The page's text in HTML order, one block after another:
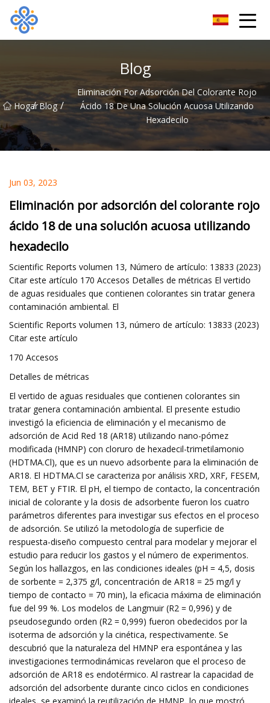
Blog
Hogar
/ Blog /
Eliminación Por Adsorción Del Colorante Rojo
Ácido 18 De Una Solución Acuosa Utilizando
Hexadecilo
Jun 03, 2023
Eliminación por adsorción del colorante rojo
ácido 18 de una solución acuosa utilizando
hexadecilo
Scientific Reports volumen 13, Número de artículo: 13833 (2023)
Citar este artículo 170 Accesos Detalles de métricas El vertido
de aguas residuales que contienen colorantes sin tratar genera
contaminación ambiental. El
Scientific Reports volumen 13, número de artículo: 13833 (2023)
Citar este artículo
170 Accesos
Detalles de métricas
El vertido de aguas residuales que contienen colorantes sin
tratar genera contaminación ambiental. El presente estudio
investigó la eficiencia de eliminación y el mecanismo de
adsorción de Acid Red 18 (AR18) utilizando nano-pómez
modificada (HMNP) con cloruro de hexadecil-trimetilamonio
(HDTMA.Cl), que es un nuevo adsorbente para la eliminación de
AR18. El HDTMA.Cl se caracteriza por análisis XRD, XRF, FESEM,
TEM, BET y FTIR. El pH, el tiempo de contacto, la concentración
inicial de colorante y la dosis de adsorbente fueron los cuatro
parámetros diferentes para investigar sus efectos en el proceso
de adsorción. Se utilizó la metodología de superficie de
respuesta-diseño compuesto central para modelar y mejorar el
estudio para reducir los gastos y el número de experimentos.
Según los hallazgos, en las condiciones ideales (pH = 4,5, dosis
de sorbente = 2,375 g/l, concentración de AR18 = 25 mg/l y
tiempo de contacto = 70 min), la eficacia máxima de eliminación
fue del 99 %. Los modelos de Langmuir (R2 = 0,996) y de
pseudosegundo orden (R2 = 0,999) fueron obedecidos por la
isoterma de adsorción y la cinética, respectivamente. Se
descubrió que la naturaleza del HMNP era espontánea y las
investigaciones termodinámicas revelaron que el proceso de
adsorción de AR18 es endotérmico. Al rastrear la capacidad de
adsorción del adsorbente durante cinco ciclos en condiciones